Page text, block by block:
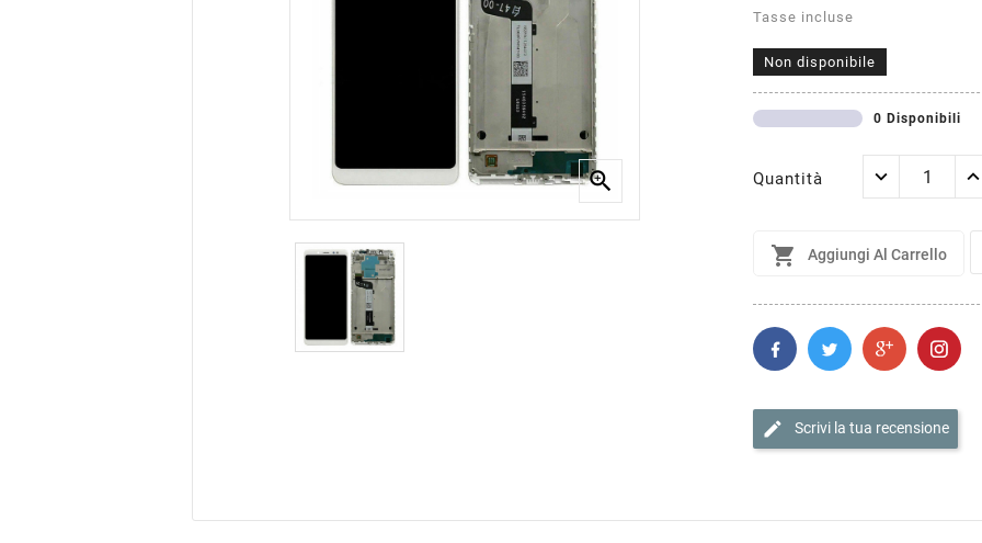

Tasse incluse
Non disponibile
0 Disponibili
Quantità
 Aggiungi Al Carrello
edit Scrivi la tua recensione